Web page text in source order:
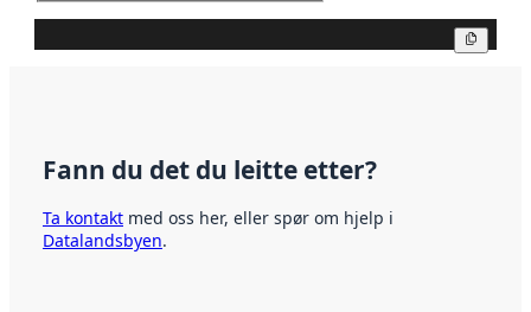
Fann du det du leitte etter?
Ta kontakt med oss her, eller spør om hjelp i
Datalandsbyen.